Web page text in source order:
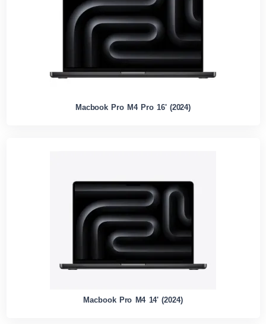
Macbook Pro M4 Pro 16' (2024)
Macbook Pro M4 14' (2024)